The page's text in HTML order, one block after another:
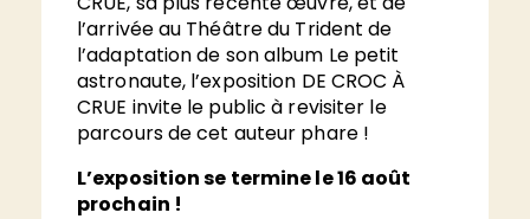
l’arrivée au Théâtre du Trident de
l’adaptation de son album Le petit
astronaute, l’exposition DE CROC À
CRUE invite le public à revisiter le
parcours de cet auteur phare !
L’exposition se termine le 16 août
prochain !